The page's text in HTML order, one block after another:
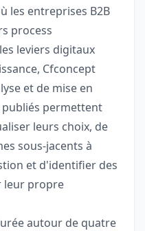
les entreprises B2B
process
leviers digitaux
Cfconcept
et de mise en
publiés permettent
leurs choix, de
sous-jacents à
et d'identifier des
leur propre
autour de quatre